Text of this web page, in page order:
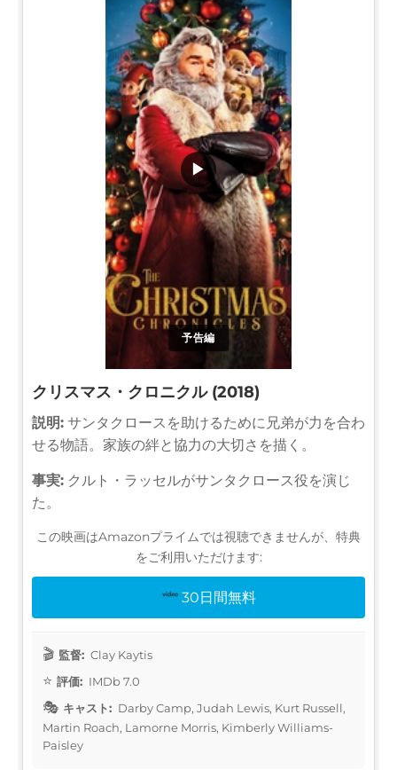
予告編
▶
クリスマス・クロニクル (2018)
説明: サンタクロースを助けるために兄弟が力を合わ
せる物語。家族の絆と協力の大切さを描く。
事実: クルト・ラッセルがサンタクロース役を演じ
た。
この映画はAmazonプライムでは視聴できませんが、特典
をご利用いただけます:
30日間無料
監督: Clay Kaytis
評価: IMDb 7.0
キャスト: Darby Camp, Judah Lewis, Kurt Russell,
Martin Roach, Lamorne Morris, Kimberly Williams-
Paisley